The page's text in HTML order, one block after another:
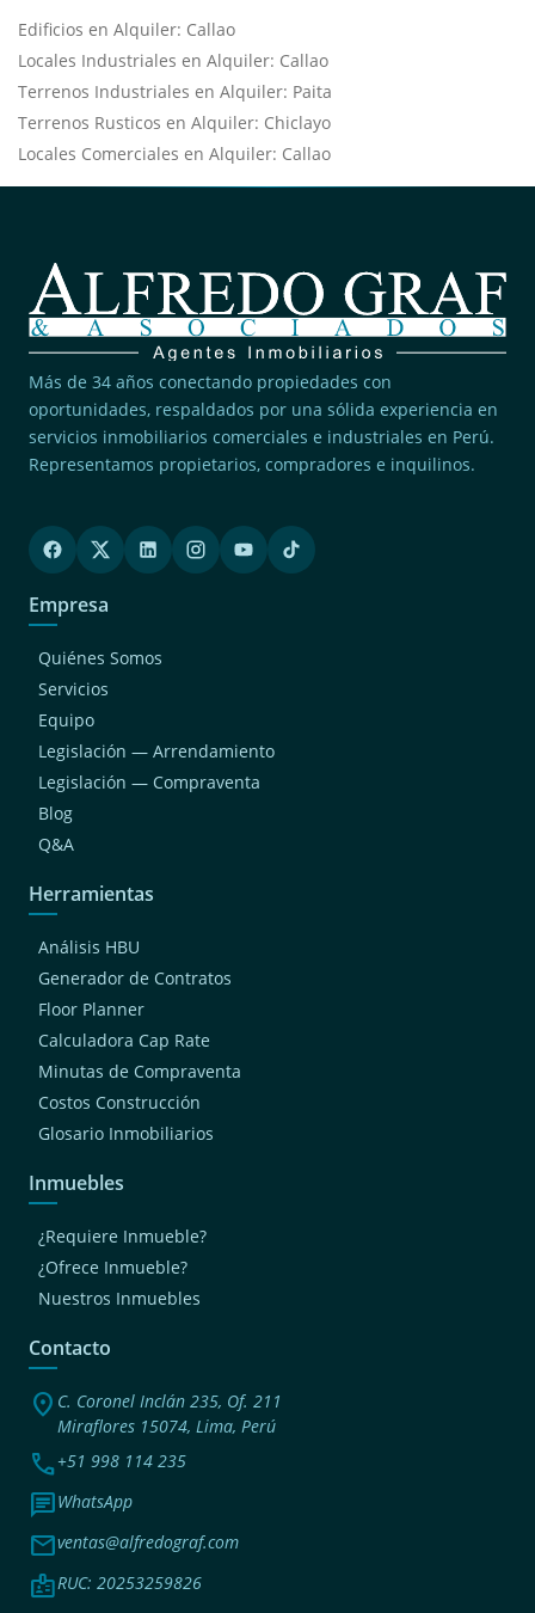
Edificios en Alquiler: Callao
Locales Industriales en Alquiler: Callao
Terrenos Industriales en Alquiler: Paita
Terrenos Rusticos en Alquiler: Chiclayo
Locales Comerciales en Alquiler: Callao
Más de 34 años conectando propiedades con
oportunidades, respaldados por una sólida experiencia en
servicios inmobiliarios comerciales e industriales en Perú.
Representamos propietarios, compradores e inquilinos.
Empresa
Quiénes Somos
Servicios
Equipo
Legislación — Arrendamiento
Legislación — Compraventa
Blog
Q&A
Herramientas
Análisis HBU
Generador de Contratos
Floor Planner
Calculadora Cap Rate
Minutas de Compraventa
Costos Construcción
Glosario Inmobiliarios
Inmuebles
¿Requiere Inmueble?
¿Ofrece Inmueble?
Nuestros Inmuebles
Contacto
location_on C. Coronel Inclán 235, Of. 211
Miraflores 15074, Lima, Perú
phone+51 998 114 235
chatWhatsApp
mailventas@alfredograf.com
badgeRUC: 20253259826